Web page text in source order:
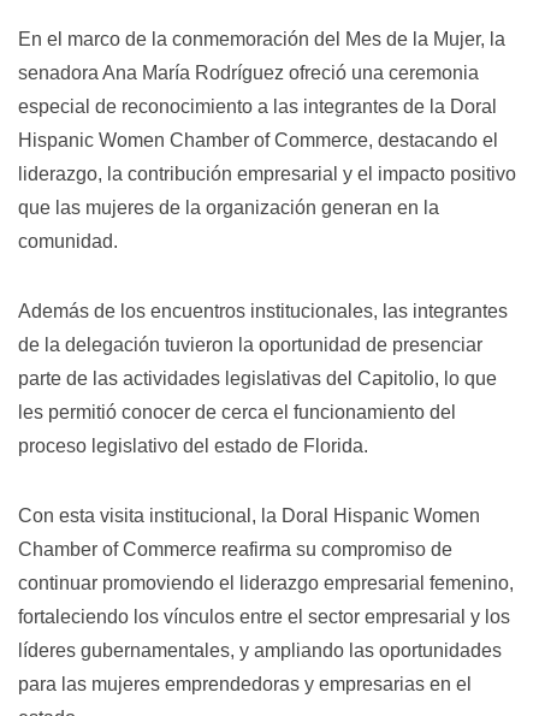
En el marco de la conmemoración del Mes de la Mujer, la
senadora Ana María Rodríguez ofreció una ceremonia
especial de reconocimiento a las integrantes de la Doral
Hispanic Women Chamber of Commerce, destacando el
liderazgo, la contribución empresarial y el impacto positivo
que las mujeres de la organización generan en la
comunidad.
Además de los encuentros institucionales, las integrantes
de la delegación tuvieron la oportunidad de presenciar
parte de las actividades legislativas del Capitolio, lo que
les permitió conocer de cerca el funcionamiento del
proceso legislativo del estado de Florida.
Con esta visita institucional, la Doral Hispanic Women
Chamber of Commerce reafirma su compromiso de
continuar promoviendo el liderazgo empresarial femenino,
fortaleciendo los vínculos entre el sector empresarial y los
líderes gubernamentales, y ampliando las oportunidades
para las mujeres emprendedoras y empresarias en el